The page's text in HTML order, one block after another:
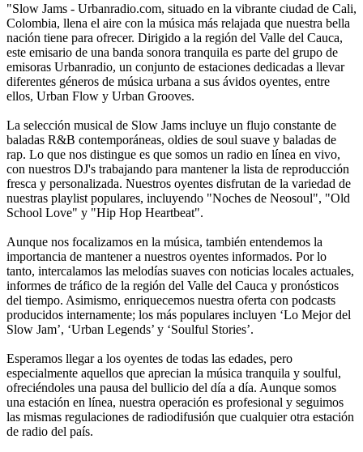
"Slow Jams - Urbanradio.com, situado en la vibrante ciudad de Cali,
Colombia, llena el aire con la música más relajada que nuestra bella
nación tiene para ofrecer. Dirigido a la región del Valle del Cauca,
este emisario de una banda sonora tranquila es parte del grupo de
emisoras Urbanradio, un conjunto de estaciones dedicadas a llevar
diferentes géneros de música urbana a sus ávidos oyentes, entre
ellos, Urban Flow y Urban Grooves.
La selección musical de Slow Jams incluye un flujo constante de
baladas R&B contemporáneas, oldies de soul suave y baladas de
rap. Lo que nos distingue es que somos un radio en línea en vivo,
con nuestros DJ's trabajando para mantener la lista de reproducción
fresca y personalizada. Nuestros oyentes disfrutan de la variedad de
nuestras playlist populares, incluyendo "Noches de Neosoul", "Old
School Love" y "Hip Hop Heartbeat".
Aunque nos focalizamos en la música, también entendemos la
importancia de mantener a nuestros oyentes informados. Por lo
tanto, intercalamos las melodías suaves con noticias locales actuales,
informes de tráfico de la región del Valle del Cauca y pronósticos
del tiempo. Asimismo, enriquecemos nuestra oferta con podcasts
producidos internamente; los más populares incluyen ‘Lo Mejor del
Slow Jam’, ‘Urban Legends’ y ‘Soulful Stories’.
Esperamos llegar a los oyentes de todas las edades, pero
especialmente aquellos que aprecian la música tranquila y soulful,
ofreciéndoles una pausa del bullicio del día a día. Aunque somos
una estación en línea, nuestra operación es profesional y seguimos
las mismas regulaciones de radiodifusión que cualquier otra estación
de radio del país.